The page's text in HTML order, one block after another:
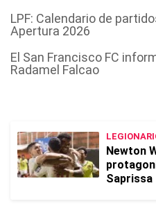
LPF: Calendario de
Apertura 2026
El San Francisco FC
Radamel Falcao
Newton
Saprissa